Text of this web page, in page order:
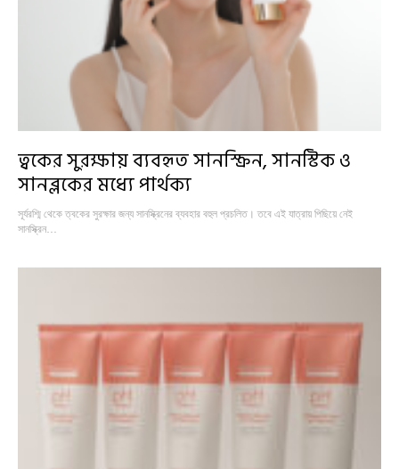
ত্বকের সুরক্ষায় ব্যবহৃত সানস্ক্রিন, সানস্টিক ও
সানব্লকের মধ্যে পার্থক্য
সূর্যরশ্মি থেকে ত্বকের সুরক্ষার জন্য সানস্ক্রিনের ব্যবহার বহুল প্রচলিত। তবে এই যাত্রায় পিছিয়ে নেই
সানস্ক্রিন…